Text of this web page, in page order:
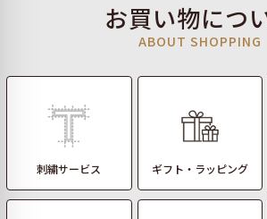
お買い物につ
ABOUT SHOPPING
刺繍サービス ギフト・ラッピング